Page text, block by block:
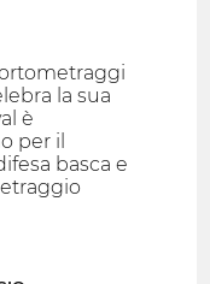
la sua
è
per il
basca e